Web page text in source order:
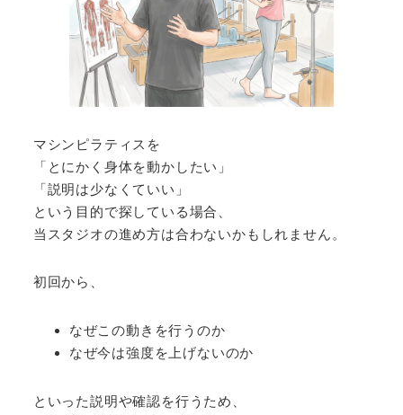
マシンピラティスを
「とにかく身体を動かしたい」
「説明は少なくていい」
という目的で探している場合、
当スタジオの進め方は合わないかもしれません。
初回から、
なぜこの動きを行うのか
なぜ今は強度を上げないのか
といった説明や確認を行うため、